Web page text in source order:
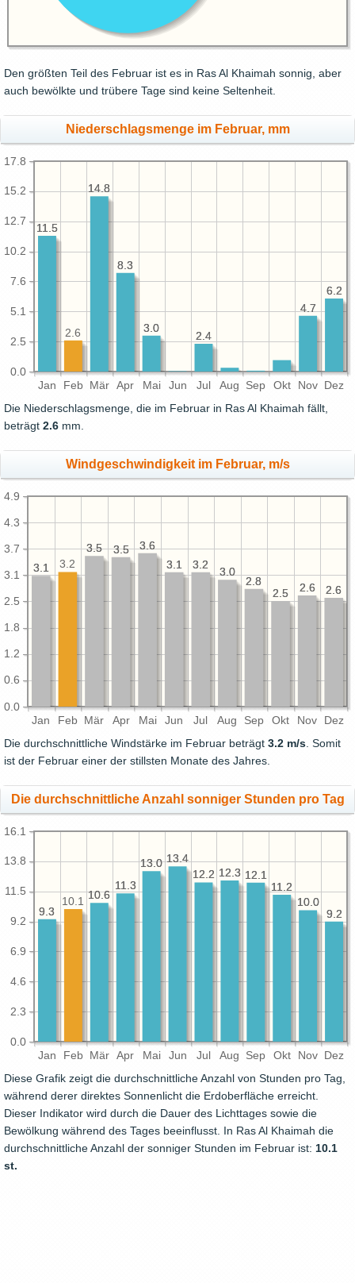
Den größten Teil des Februar ist es in Ras Al Khaimah sonnig, aber
auch bewölkte und trübere Tage sind keine Seltenheit.
Niederschlagsmenge im Februar, mm
Jan Feb Mär Apr Mai Jun Jul Aug Sep Okt Nov Dez
0.0
2.5
5.1
7.6
10.2
12.7
15.2
17.8
6.2
4.7
2.4
3.0
8.3
14.8
11.5
6.2
4.7
2.4
3.0
8.3
14.8
2.6
11.5
Die Niederschlagsmenge, die im Februar in Ras Al Khaimah fällt,
beträgt 2.6 mm.
Windgeschwindigkeit im Februar, m/s
Jan Feb Mär Apr Mai Jun Jul Aug Sep Okt Nov Dez
0.0
0.6
1.2
1.8
2.5
3.1
3.7
4.3
4.9
2.6
2.6
2.5
2.8
3.0
3.2
3.1
3.6
3.5
3.5
3.1
2.6
2.6
2.5
2.8
3.0
3.2
3.1
3.6
3.5
3.5
3.2
3.1
Die durchschnittliche Windstärke im Februar beträgt 3.2 m/s . Somit
ist der Februar einer der stillsten Monate des Jahres.
Die durchschnittliche Anzahl sonniger Stunden pro Tag
Jan Feb Mär Apr Mai Jun Jul Aug Sep Okt Nov Dez
0.0
2.3
4.6
6.9
9.2
11.5
13.8
16.1
9.2
10.0
11.2
12.1
12.3
12.2
13.4
13.0
11.3
10.6
9.3
9.2
10.0
11.2
12.1
12.3
12.2
13.4
13.0
11.3
10.6
10.1
9.3
Diese Grafik zeigt die durchschnittliche Anzahl von Stunden pro Tag,
während derer direktes Sonnenlicht die Erdoberfläche erreicht.
Dieser Indikator wird durch die Dauer des Lichttages sowie die
Bewölkung während des Tages beeinflusst. In Ras Al Khaimah die
durchschnittliche Anzahl der sonniger Stunden im Februar ist: 10.1
st.